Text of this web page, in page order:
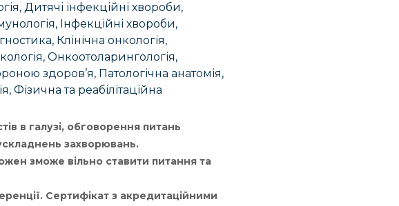
Дитячі інфекційні хвороби,
Інфекційні хвороби,
Клінічна онкологія,
Онкоотоларингологія,
здоров’я, Патологічна анатомія,
Фізична та реабілітаційна
в галузі, обговорення питань
захворювань.
зможе вільно ставити питання та
Сертифікат з акредитаційними